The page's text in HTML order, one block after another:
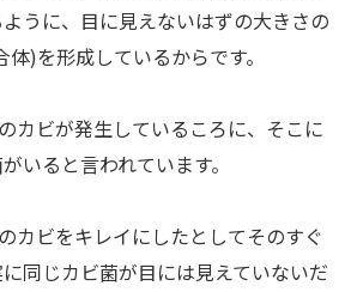
うに、目に見えないはずの大きさの
)を形成しているからです。
カビが発生しているころに、そこに
いると言われています。
カビをキレイにしたとしてそのすぐ
同じカビ菌が目には見えていないだ